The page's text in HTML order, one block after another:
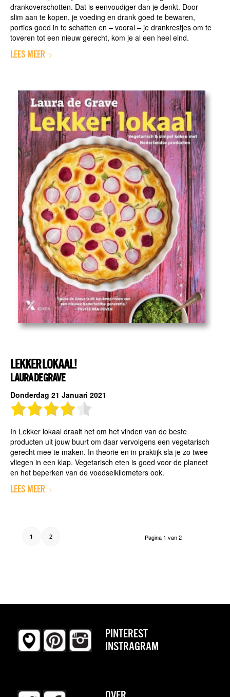
drankoverschotten. Dat is eenvoudiger dan je denkt. Door
slim aan te kopen, je voeding en drank goed te bewaren,
porties goed in te schatten en – vooral – je drankrestjes om te
toveren tot een nieuw gerecht, kom je al een heel eind.
LEES MEER
LEKKER LOKAAL!
LAURA DE GRAVE
Donderdag 21 Januari 2021
In Lekker lokaal draait het om het vinden van de beste
producten uit jouw buurt om daar vervolgens een vegetarisch
gerecht mee te maken. In theorie en in praktijk sla je zo twee
vliegen in een klap. Vegetarisch eten is goed voor de planeet
en het beperken van de voedselkilometers ook.
LEES MEER
Pagina 1 van 2
1 2
PINTEREST
INSTRAGRAM